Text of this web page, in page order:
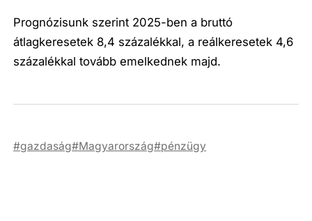
Prognózisunk szerint 2025-ben a bruttó
átlagkeresetek 8,4 százalékkal, a reálkeresetek 4,6
százalékkal tovább emelkednek majd.
gazdaság Magyarország pénzügy